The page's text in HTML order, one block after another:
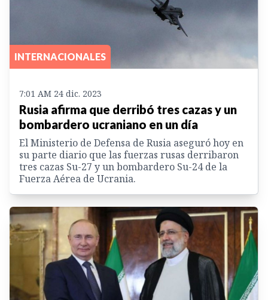
INTERNACIONALES
7:01 AM 24 dic. 2023
Rusia afirma que derribó tres cazas y un
bombardero ucraniano en un día
El Ministerio de Defensa de Rusia aseguró hoy en
su parte diario que las fuerzas rusas derribaron
tres cazas Su-27 y un bombardero Su-24 de la
Fuerza Aérea de Ucrania.